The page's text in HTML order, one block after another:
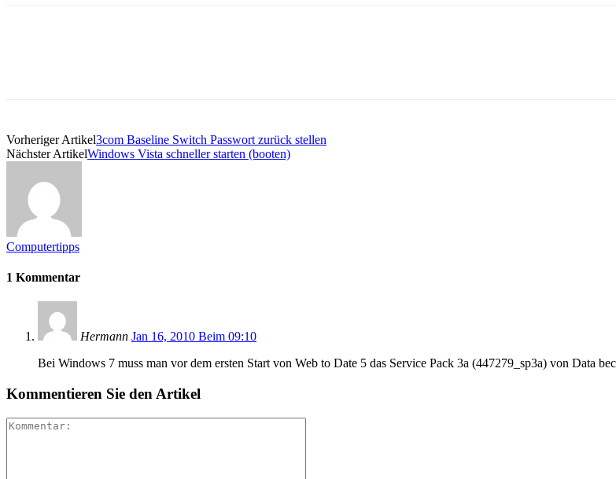
Vorheriger Artikel3com Baseline Switch Passwort zurück stellen
Nächster ArtikelWindows Vista schneller starten (booten)
Computertipps
1 Kommentar
Hermann Jan 16, 2010 Beim 09:10
Bei Windows 7 muss man vor dem ersten Start von Web to Date 5 das Service Pack 3a (447279_sp3a) von Data
Kommentieren Sie den Artikel